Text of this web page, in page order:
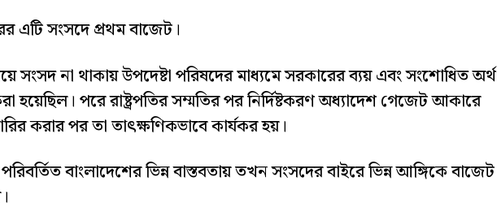
এটি সংসদে প্রথম বাজেট।
সংসদ না থাকায় উপদেষ্টা পরিষদের মাধ্যমে সরকারের ব্যয় এবং সংশোধিত অর্থ
পরে রাষ্ট্রপতির সম্মতির পর নির্দিষ্টকরণ অধ্যাদেশ গেজেট আকারে
করার পর তা তাৎক্ষণিকভাবে কার্যকর হয়।
বাংলাদেশের ভিন্ন বাস্তবতায় তখন সংসদের বাইরে ভিন্ন আঙ্গিকে বাজেট